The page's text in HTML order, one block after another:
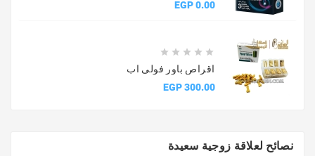
0.00 EGP





اقراص باور فولى اب
300.00 EGP
نصائح لعلاقة زوجية سعيدة